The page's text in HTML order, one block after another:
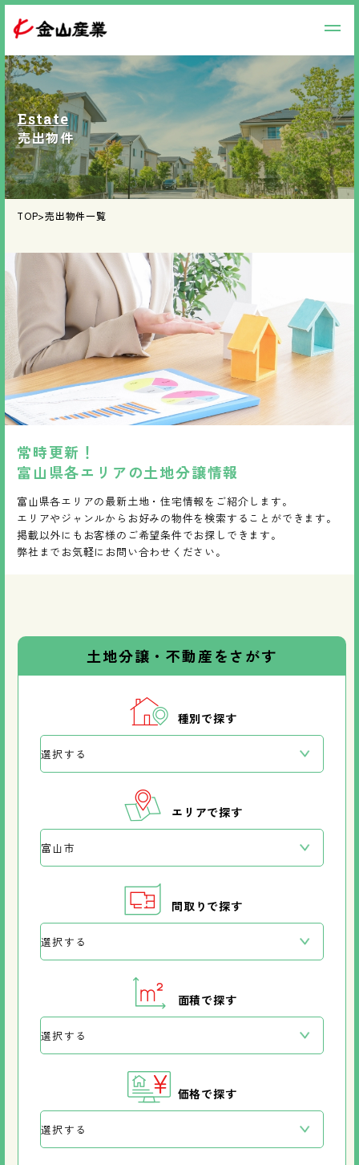
Estate
売出物件
TOP>売出物件一覧
常時更新！
富山県各エリアの土地分譲情報
富山県各エリアの最新土地・住宅情報をご紹介します。
エリアやジャンルからお好みの物件を検索することができます。
掲載以外にもお客様のご希望条件でお探しできます。
弊社までお気軽にお問い合わせください。
土地分譲・不動産をさがす
種別で探す
エリアで探す
間取りで探す
面積で探す
価格で探す